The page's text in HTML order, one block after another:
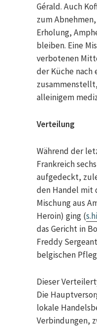
Gérald. Auch
zum
Erholung,
bleiben. Eine
verbotenen
der Küche nach
alleinigem
Verteilung
Während der
Frankreich
aufgedeckt,
den Handel mit
Mischung aus
Heroin) ging (
das Gericht in
Freddy
belgischen
Dieser
Die
lokale
Verbindungen,